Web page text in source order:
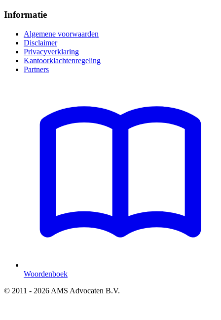
Informatie
Algemene voorwaarden
Disclaimer
Privacyverklaring
Kantoorklachtenregeling
Partners
Woordenboek
© 2011 - 2026 AMS Advocaten B.V.